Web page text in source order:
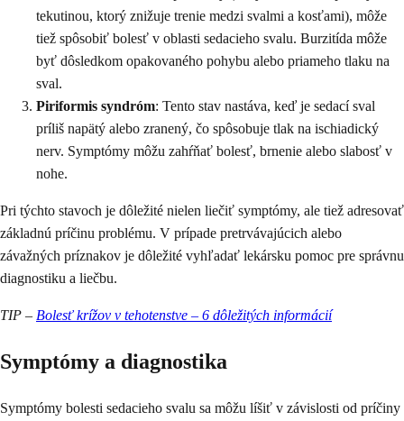
tekutinou, ktorý znižuje trenie medzi svalmi a kosťami), môže
tiež spôsobiť bolesť v oblasti sedacieho svalu. Burzitída môže
byť dôsledkom opakovaného pohybu alebo priameho tlaku na
sval.
Piriformis syndróm: Tento stav nastáva, keď je sedací sval
príliš napätý alebo zranený, čo spôsobuje tlak na ischiadický
nerv. Symptómy môžu zahŕňať bolesť, brnenie alebo slabosť v
nohe.
Pri týchto stavoch je dôležité nielen liečiť symptómy, ale tiež adresovať
základnú príčinu problému. V prípade pretrvávajúcich alebo
závažných príznakov je dôležité vyhľadať lekársku pomoc pre správnu
diagnostiku a liečbu.
TIP – Bolesť krížov v tehotenstve – 6 dôležitých informácií
Symptómy a diagnostika
Symptómy bolesti sedacieho svalu sa môžu líšiť v závislosti od príčiny